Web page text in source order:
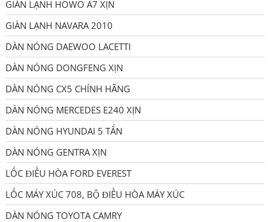
GIÀN LẠNH HOWO A7 XỊN
GIÀN LẠNH NAVARA 2010
DÀN NÓNG DAEWOO LACETTI
DÀN NÓNG DONGFENG XỊN
DÀN NÓNG CX5 CHÍNH HÃNG
DÀN NÓNG MERCEDES E240 XỊN
DÀN NÓNG HYUNDAI 5 TẤN
DÀN NÓNG GENTRA XỊN
LỐC ĐIỀU HÒA FORD EVEREST
LỐC MÁY XÚC 708, BỘ ĐIỀU HÒA MÁY XÚC
DÀN NÓNG TOYOTA CAMRY